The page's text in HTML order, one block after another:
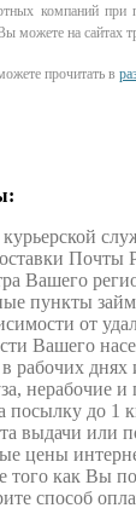
компаний при
можете на сайтах
прочитать в
Почты
Вашего
пункты
от
Вашего
рабочих
нерабочие
посылку до 1
выдачи или
цены
того как Вы
способ